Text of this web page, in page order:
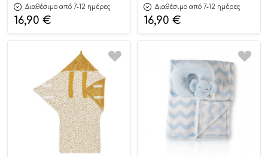
Διαθέσιμο από 7-12 ημέρες
16,90 €
Διαθέσιμο από 7-12 ημέρες
16,90 €